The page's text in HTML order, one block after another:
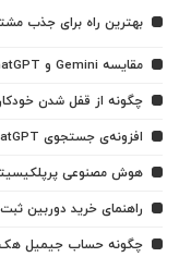
بهترین راه برای جذب
مقایسه Gemini و ChatGPT: کدام یک بهتر است؟
چگونه از قفل شدن خودکار ویندوز 11 یا ویندوز
افزونه‌ی جستجوی ChatGPT برای گوگل کروم معرفی شد
هوش مصنوعی
راهنمای خرید دوربین
چگونه حساب جیمیل هک